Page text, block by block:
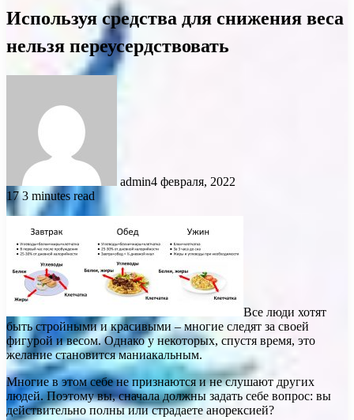
Используя средства для снижения веса
нельзя переусердствовать
admin4 февраля, 2022
173 minutes read
Все люди хотят
быть стройными и красивыми – многие следят за своей
фигурой и весом. Однако у некоторых, спустя время, это
желание становится маниакальным.
Многие в этом себе не признаются и не слушают других
людей. Поэтому вы, сначала должны задать себе вопрос: вы
действительно полны или страдаете анорексией?